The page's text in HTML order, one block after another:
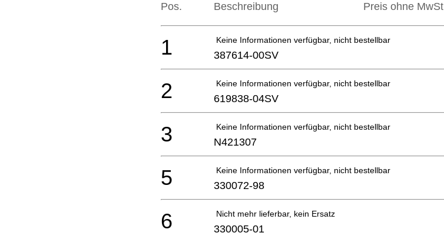
Pos. Beschreibung Preis ohne MwSt
Keine Informationen verfügbar, nicht bestellbar
1 387614-00SV
Keine Informationen verfügbar, nicht bestellbar
2 619838-04SV
Keine Informationen verfügbar, nicht bestellbar
3 N421307
Keine Informationen verfügbar, nicht bestellbar
5 330072-98
Nicht mehr lieferbar, kein Ersatz
6 330005-01